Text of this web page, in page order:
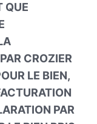
QUE
CROZIER
LE BIEN,
PAR